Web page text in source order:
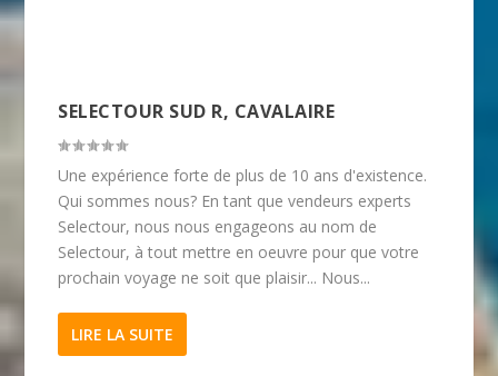
SELECTOUR SUD R, CAVALAIRE
Une expérience forte de plus de 10 ans d'existence.
Qui sommes nous? En tant que vendeurs experts
Selectour, nous nous engageons au nom de
Selectour, à tout mettre en oeuvre pour que votre
prochain voyage ne soit que plaisir... Nous...
LIRE LA SUITE